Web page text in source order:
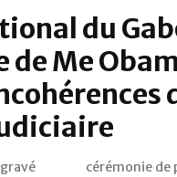
du
Me
de